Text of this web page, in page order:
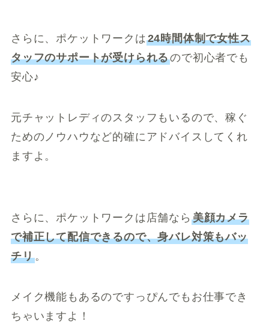
さらに、ポケットワークは24時間体制で女性ス
タッフのサポートが受けられるので初心者でも
安心♪
元チャットレディのスタッフもいるので、稼ぐ
ためのノウハウなど的確にアドバイスしてくれ
ますよ。
さらに、ポケットワークは店舗なら 美顔カメラ
で補正して配信できるので、身バレ対策もバッ
チリ。
メイク機能もあるのですっぴんでもお仕事でき
ちゃいますよ！